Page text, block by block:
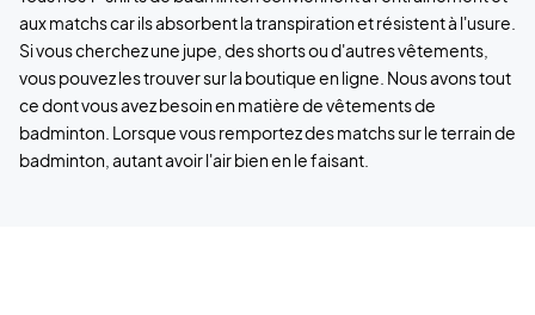
aux matchs car ils absorbent la transpiration et résistent à l'usure.
Si vous cherchez une jupe, des shorts ou d'autres vêtements,
vous pouvez les trouver sur la boutique en ligne. Nous avons tout
ce dont vous avez besoin en matière de vêtements de
badminton. Lorsque vous remportez des matchs sur le terrain de
badminton, autant avoir l'air bien en le faisant.